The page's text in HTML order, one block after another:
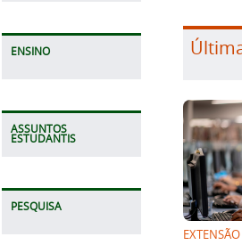
ENSINO
ASSUNTOS
ESTUDANTIS
PESQUISA
EXTENSÃO